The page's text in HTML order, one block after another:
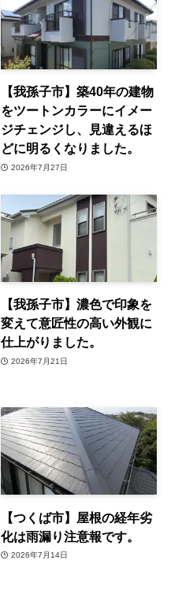
【我孫子市】築40年の建物
をツートンカラーにイメー
ジチェンジし、見違えるほ
どに明るくなりました。
2026年7月27日
【我孫子市】濃色で印象を
変えて意匠性の高い外観に
仕上がりました。
2026年7月21日
【つくば市】屋根の経年劣
化は雨漏り注意報です。
2026年7月14日